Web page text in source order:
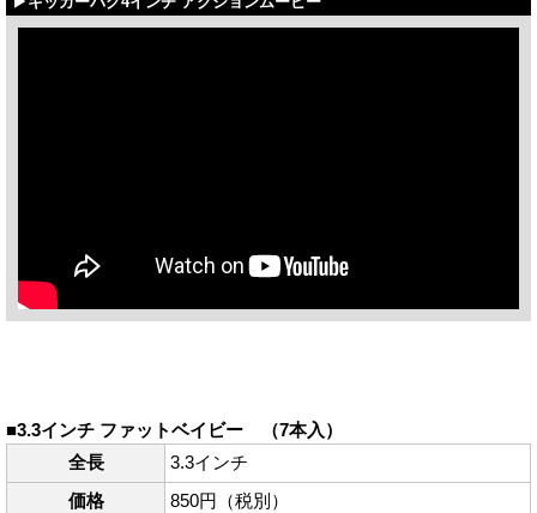
■3.3インチ ファットベイビー （7本入）
全長
3.3インチ
価格
850円（税別）